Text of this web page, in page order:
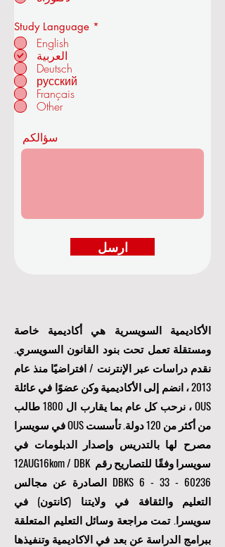
في زوريخ - سويسرا
الأكاديمية السويسرية هي أكاديمية خاصة
ومستقلة تعمل تحت بنود القانون السويسري.
نقدم دراسات عبر الإنترنت / افتراضيًا منذ عام
2013 ، انضم إلى الأكاديمية وكن عضوًا في عائلة
OUS ، نرحب كل عام بما يقارب ال 1800 طالب
من أكثر من 120 دولة. تأسست OUS في سويسرا
مصرح لها بالتدريس وإصدار الدبلومات في
سويسرا وفقًا للتصاريح رقم 12AUG16kom / DBK
DBKS 6 - 33 - 60236
الصادرة عن مجالس
التعليم والثقافة في ولايتنا (كانتون) في
سويسرا. تمت مراجعة وسائل التعليم المتعلقة
ببرامج الدراسة عن بعد في الاكاديمية وتنفيذها
Study Language *
English
العربية
Deutsch
русский
Français
Other
سؤالكم
ارسل